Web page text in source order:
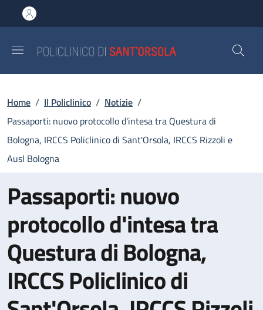
al contenuto principale
to footer content
Briciole di pane
Home / Il Policlinico / Notizie /
Passaporti: nuovo protocollo d'intesa tra Questura di
Bologna, IRCCS Policlinico di Sant'Orsola, IRCCS Rizzoli e
Ausl Bologna
Passaporti: nuovo
protocollo d'intesa tra
Questura di Bologna,
IRCCS Policlinico di